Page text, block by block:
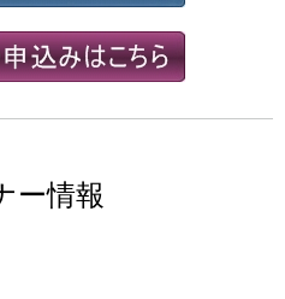
ー情報